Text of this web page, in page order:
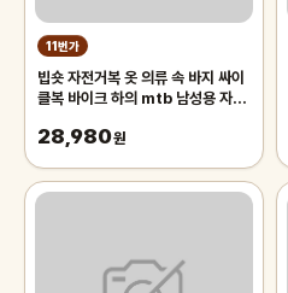
11번가
빕숏 자전거복 옷 의류 속 바지 싸이
클복 바이크 하의 mtb 남성용 자전
MTB
28,980원